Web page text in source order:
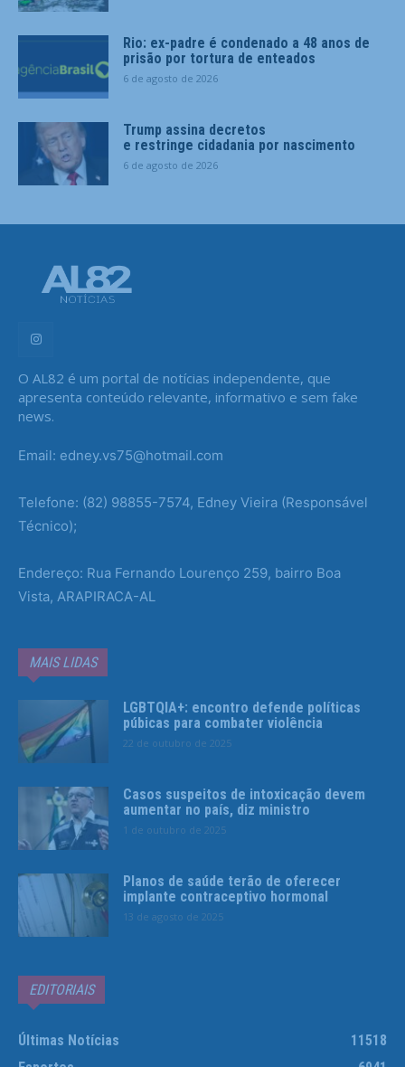
Rio: ex-padre é condenado a 48 anos de
prisão por tortura de enteados
6 de agosto de 2026
Trump assina decretos
e restringe cidadania por nascimento
6 de agosto de 2026
O AL82 é um portal de notícias independente, que
apresenta conteúdo relevante, informativo e sem fake
news.
Email: edney.vs75@hotmail.com
Telefone: (82) 98855-7574, Edney Vieira (Responsável
Técnico);
Endereço: Rua Fernando Lourenço 259, bairro Boa
Vista, ARAPIRACA-AL
MAIS LIDAS
LGBTQIA+: encontro defende políticas
púbicas para combater violência
22 de outubro de 2025
Casos suspeitos de intoxicação devem
aumentar no país, diz ministro
1 de outubro de 2025
Planos de saúde terão de oferecer
implante contraceptivo hormonal
13 de agosto de 2025
EDITORIAIS
Últimas Notícias
11518